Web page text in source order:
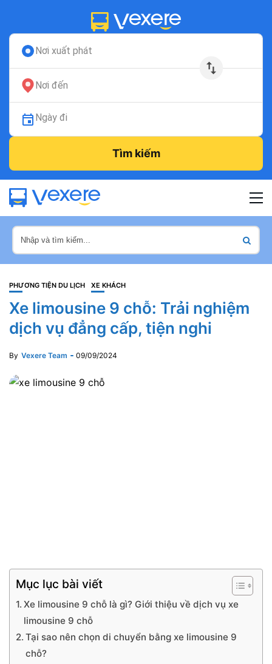
Nơi xuất phát
Nơi đến
Ngày đi
Tìm kiếm
PHƯƠNG TIỆN DU LỊCH XE KHÁCH
Xe limousine 9 chỗ: Trải nghiệm
dịch vụ đẳng cấp, tiện nghi
By Vexere Team 09/09/2024
Mục lục bài viết
Xe limousine 9 chỗ là gì? Giới thiệu về dịch vụ xe
limousine 9 chỗ
Tại sao nên chọn di chuyển bằng xe limousine 9
chỗ?